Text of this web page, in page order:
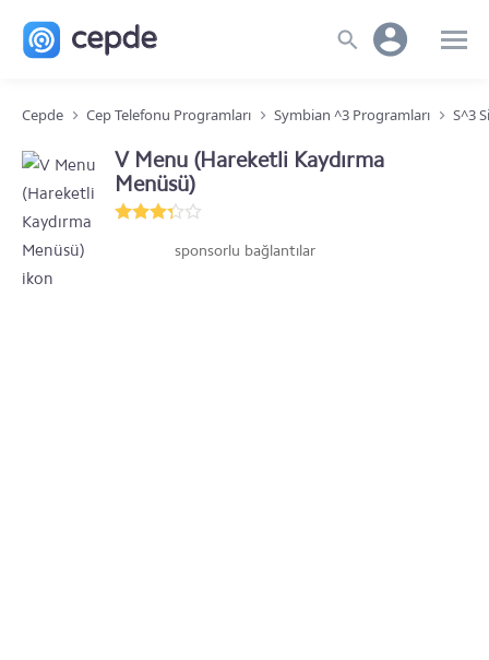
Cepde Cep Telefonu Programları Symbian ^3 Programları S^3
V Menu (Hareketli Kaydırma
Menüsü)
sponsorlu bağlantılar